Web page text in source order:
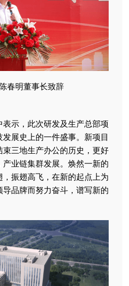
春明董事长致辞
示，此次研发及生产总部项
展史上的一件盛事。新项目
三地生产办公的历史，更好
业链集群发展。焕然一新的
振翅高飞，在新的起点上为
品牌而努力奋斗，谱写新的